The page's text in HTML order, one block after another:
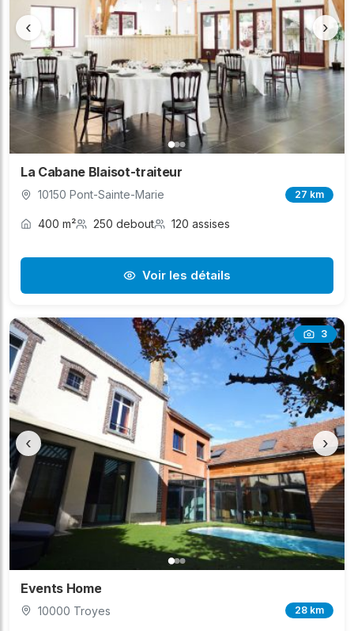
‹ ›
La Cabane Blaisot-traiteur
10150 Pont-Sainte-Marie 27 km
400 m² 250 debout 120 assises
Voir les détails
3
‹ ›
Events Home
10000 Troyes 28 km